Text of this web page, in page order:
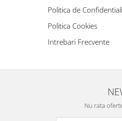
Politica de
Politica Cookies
Intrebari Frecvente
Nu rata